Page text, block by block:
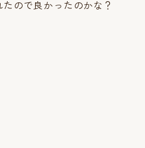
ので良かったのかな？